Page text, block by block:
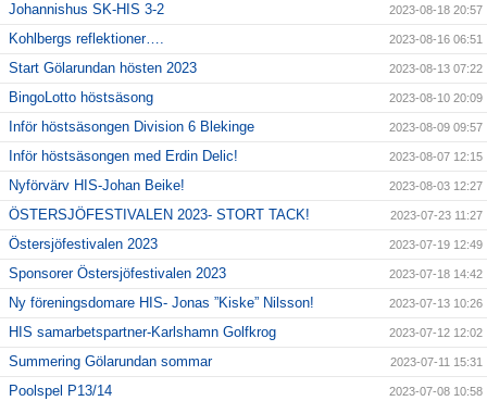
Johannishus SK-HIS 3-2 2023-08-18 20:57
Kohlbergs reflektioner…. 2023-08-16 06:51
Start Gölarundan hösten 2023 2023-08-13 07:22
BingoLotto höstsäsong 2023-08-10 20:09
Inför höstsäsongen Division 6 Blekinge 2023-08-09 09:57
Inför höstsäsongen med Erdin Delic! 2023-08-07 12:15
Nyförvärv HIS-Johan Beike! 2023-08-03 12:27
ÖSTERSJÖFESTIVALEN 2023- STORT TACK! 2023-07-23 11:27
Östersjöfestivalen 2023 2023-07-19 12:49
Sponsorer Östersjöfestivalen 2023 2023-07-18 14:42
Ny föreningsdomare HIS- Jonas ”Kiske” Nilsson! 2023-07-13 10:26
HIS samarbetspartner-Karlshamn Golfkrog 2023-07-12 12:02
Summering Gölarundan sommar 2023-07-11 15:31
Poolspel P13/14 2023-07-08 10:58